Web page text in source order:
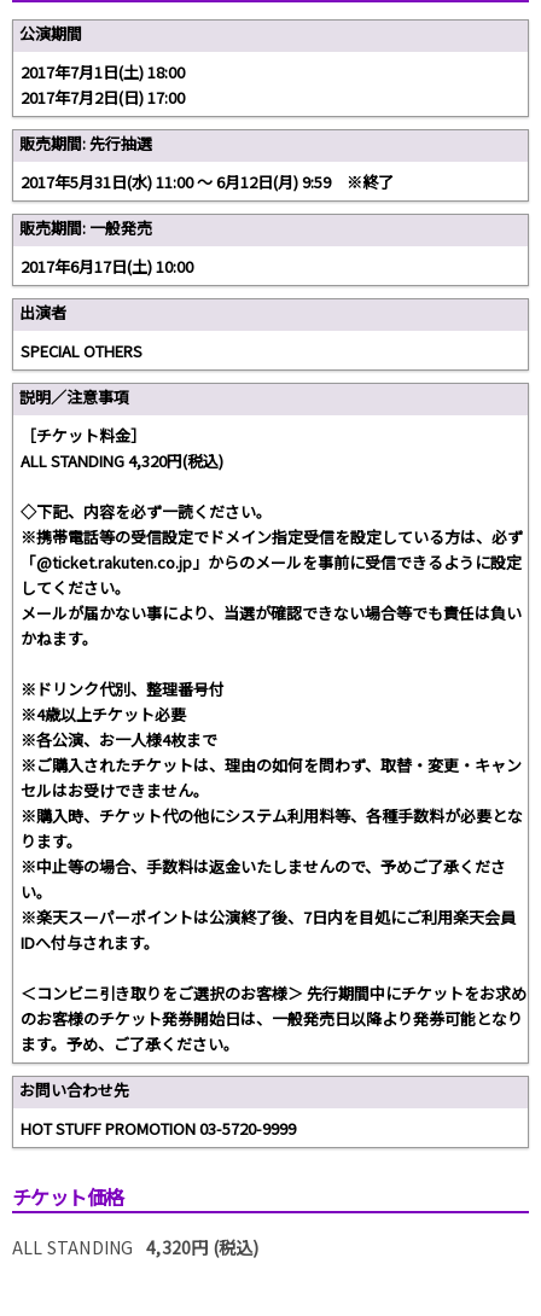
公演期間
2017年7月1日(土) 18:00
2017年7月2日(日) 17:00
販売期間: 先行抽選
2017年5月31日(水) 11:00 〜 6月12日(月) 9:59 ※終了
販売期間: 一般発売
2017年6月17日(土) 10:00
出演者
SPECIAL OTHERS
説明／注意事項
［チケット料金］
ALL STANDING 4,320円(税込)
◇下記、内容を必ず一読ください。
※携帯電話等の受信設定でドメイン指定受信を設定している方は、必ず
「@ticket.rakuten.co.jp」からのメールを事前に受信できるように設定
してください。
メールが届かない事により、当選が確認できない場合等でも責任は負い
かねます。
※ドリンク代別、整理番号付
※4歳以上チケット必要
※各公演、お一人様4枚まで
※ご購入されたチケットは、理由の如何を問わず、取替・変更・キャン
セルはお受けできません。
※購入時、チケット代の他にシステム利用料等、各種手数料が必要とな
ります。
※中止等の場合、手数料は返金いたしませんので、予めご了承くださ
い。
※楽天スーパーポイントは公演終了後、7日内を目処にご利用楽天会員
IDへ付与されます。
＜コンビニ引き取りをご選択のお客様＞ 先行期間中にチケットをお求め
のお客様のチケット発券開始日は、一般発売日以降より発券可能となり
ます。予め、ご了承ください。
お問い合わせ先
HOT STUFF PROMOTION 03-5720-9999
チケット価格
ALL STANDING 4,320円 (税込)